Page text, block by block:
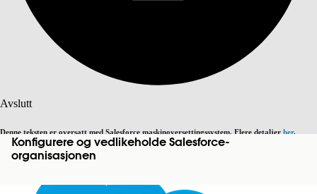
Avslutt
Denne teksten er oversatt med Salesforce maskinoversettingssystem. Flere detaljer her.
Bytt til engelsk Ikke nå
Konfigurere og vedlikeholde Salesforce-
organisasjonen